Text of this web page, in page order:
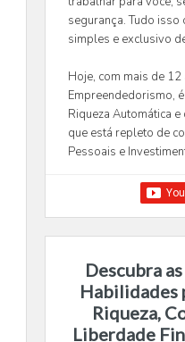
segurança. Tudo isso
simples e exclusivo
Hoje, com mais de
Empreendedorismo,
Riqueza Automática
que está repleto de
Pessoais e
Descubra
Habilidades
Riqueza,
Liberdade